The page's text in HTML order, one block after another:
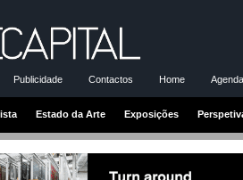
Publicidade Contactos Home
Estado da Arte Exposições